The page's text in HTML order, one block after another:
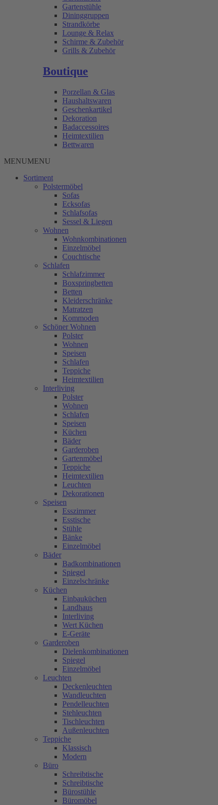
Gartenstühle
Dininggruppen
Strandkörbe
Lounge & Relax
Schirme & Zubehör
Grills & Zubehör
Boutique
Porzellan & Glas
Haushaltswaren
Geschenkartikel
Dekoration
Badaccessoires
Heimtextilien
Bettwaren
MENUMENU
Sortiment
Polstermöbel
Sofas
Ecksofas
Schlafsofas
Sessel & Liegen
Wohnen
Wohnkombinationen
Einzelmöbel
Couchtische
Schlafen
Schlafzimmer
Boxspringbetten
Betten
Kleiderschränke
Matratzen
Kommoden
Schöner Wohnen
Polster
Wohnen
Speisen
Schlafen
Teppiche
Heimtextilien
Interliving
Polster
Wohnen
Schlafen
Speisen
Küchen
Bäder
Garderoben
Gartenmöbel
Teppiche
Heimtextilien
Leuchten
Dekorationen
Speisen
Esszimmer
Esstische
Stühle
Bänke
Einzelmöbel
Bäder
Badkombinationen
Spiegel
Einzelschränke
Küchen
Einbauküchen
Landhaus
Interliving
Wert Küchen
E-Geräte
Garderoben
Dielenkombinationen
Spiegel
Einzelmöbel
Leuchten
Deckenleuchten
Wandleuchten
Pendelleuchten
Stehleuchten
Tischleuchten
Außenleuchten
Teppiche
Klassisch
Modern
Büro
Schreibtische
Schreibtische
Bürostühle
Büromöbel